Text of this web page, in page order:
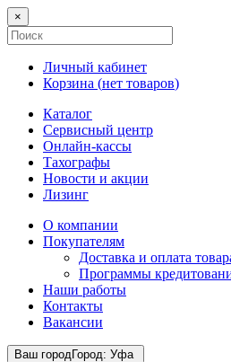
×
Личный кабинет
Корзина (нет товаров)
Каталог
Сервисный центр
Онлайн-кассы
Тахографы
Новости и акции
Лизинг
О компании
Покупателям
Доставка и оплата
Программы
Наши работы
Контакты
Вакансии
Ваш городГород: Уфа